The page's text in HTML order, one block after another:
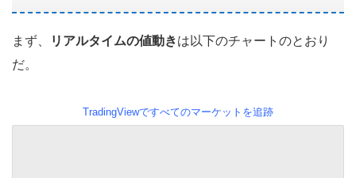
まず、 リアルタイムの値動きは以下のチャートのとおり
だ。
TradingViewですべてのマーケットを追跡